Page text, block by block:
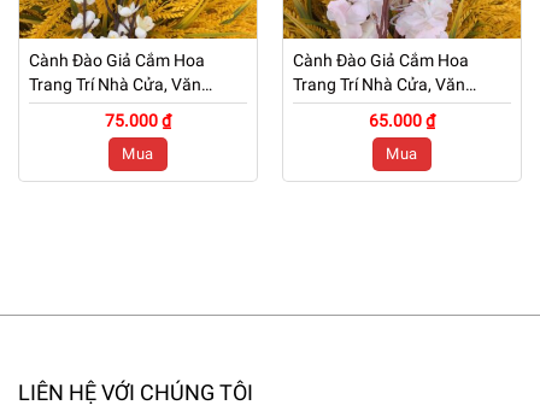
Cành Đào Giả Cắm Hoa
Trang Trí Nhà Cửa, Văn
Phòng, Cửa Hàng – Mã: PN
75.000 ₫
Mua
Cành Đào Giả Cắm Hoa
Trang Trí Nhà Cửa, Văn
Phòng, Cửa Hàng – Mã: PN
65.000 ₫
Mua
LIÊN HỆ VỚI CHÚNG TÔI